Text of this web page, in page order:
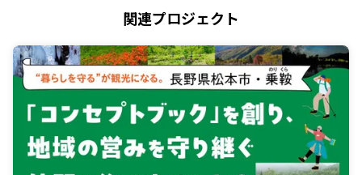
関連プロジェクト